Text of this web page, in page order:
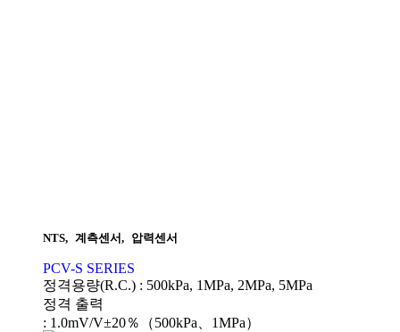
NTS, 계측센서, 압력센서
PCV-S SERIES
정격용량(R.C.) : 500kPa, 1MPa, 2MPa, 5MPa
정격 출력
: 1.0mV/V±20％（500kPa、1MPa）